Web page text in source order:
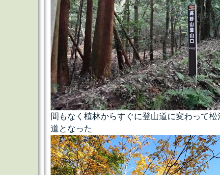
間もなく植林からすぐに登山道に変わって
道となった